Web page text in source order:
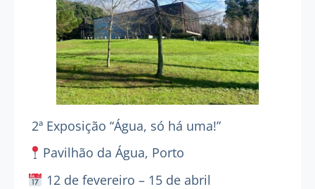
2ª Exposição “Água, só há uma!”
Pavilhão da Água, Porto
12 de fevereiro – 15 de abril